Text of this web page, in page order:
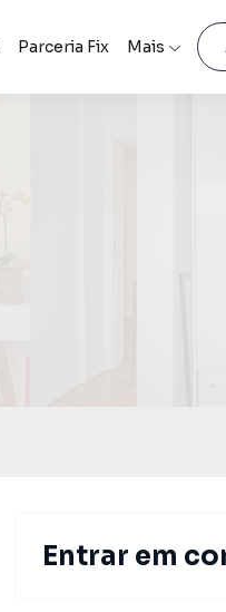
Parceria Fix Mais
Entrar em